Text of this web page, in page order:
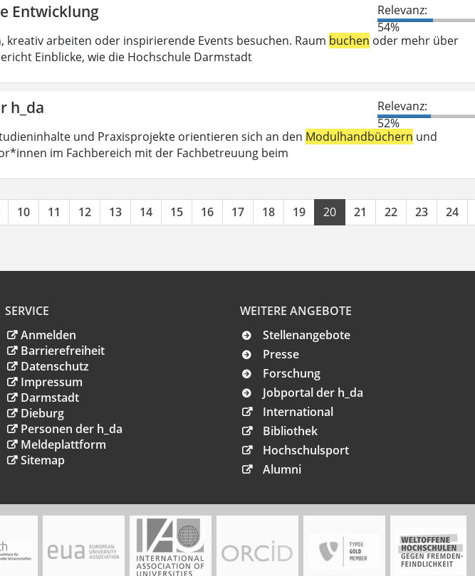
Entwicklung
Relevanz:
54%
kreativ arbeiten oder inspirierende Events besuchen. Raum buchen oder mehr über
Einblicke, wie die Hochschule Darmstadt
h_da
Relevanz:
52%
und Praxisprojekte orientieren sich an den Modulhandbüchern und
im Fachbereich mit der Fachbetreuung beim
10 11 12 13 14 15 16 17 18 19 20 21 22 23 24
SERVICE
Anmelden
Barrierefreiheit
Datenschutz
Impressum
Darmstadt
Dieburg
Personen der h_da
Meldeplattform
Sitemap
WEITERE ANGEBOTE
Stellenangebote
Presse
Forschung
Jobportal der h_da
International
Bibliothek
Hochschulsport
Alumni